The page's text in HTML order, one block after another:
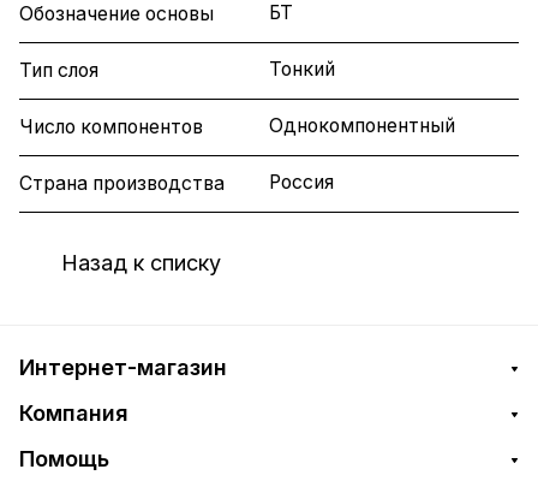
Обозначение основы БТ
Тип слоя Тонкий
Число компонентов Однокомпонентный
Страна производства Россия
Назад к списку
Интернет-магазин
Компания
Помощь